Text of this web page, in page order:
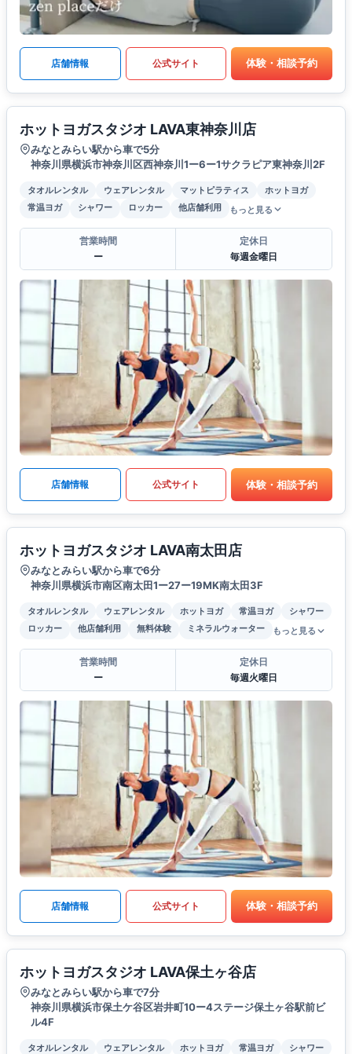
店舗情報 公式サイト 体験・相談予約
ホットヨガスタジオ LAVA東神奈川店
みなとみらい駅から車で5分
神奈川県横浜市神奈川区西神奈川1ー6ー1サクラピア東神奈川2F
タオルレンタル ウェアレンタル マットピラティス
ホットヨガ
常温ヨガ
シャワー ロッカー 他店舗利用 もっと見る
営業時間
ー
定休日
毎週金曜日
店舗情報 公式サイト 体験・相談予約
ホットヨガスタジオ LAVA南太田店
みなとみらい駅から車で6分
神奈川県横浜市南区南太田1ー27ー19MK南太田3F
タオルレンタル ウェアレンタル ホットヨガ 常温ヨガ
シャワー
ロッカー
他店舗利用 無料体験 ミネラルウォーター もっと見る
営業時間
ー
定休日
毎週火曜日
店舗情報 公式サイト 体験・相談予約
ホットヨガスタジオ LAVA保土ヶ谷店
みなとみらい駅から車で7分
神奈川県横浜市保土ケ谷区岩井町10ー4ステージ保土ヶ谷駅前ビ
ル4F
タオルレンタル ウェアレンタル ホットヨガ 常温ヨガ
シャワー